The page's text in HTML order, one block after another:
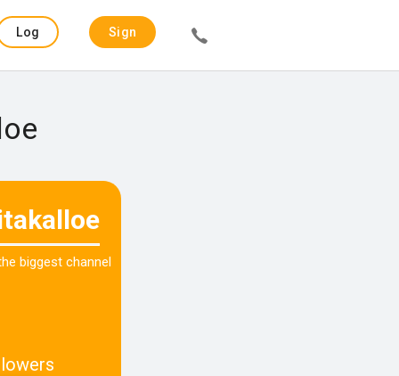
Log
Sign
biggest channel